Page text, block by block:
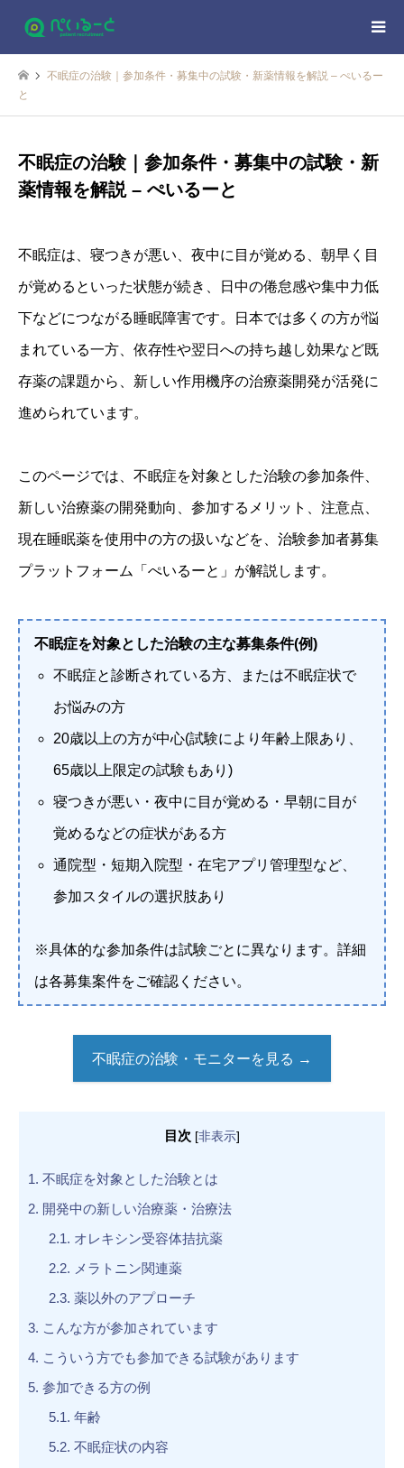
不眠症の治験｜参加条件・募集中の試験・新薬情報を解説 – ぺいるー
と
不眠症の治験｜参加条件・募集中の試験・新
薬情報を解説 – ぺいるーと
不眠症は、寝つきが悪い、夜中に目が覚める、朝早く目
が覚めるといった状態が続き、日中の倦怠感や集中力低
下などにつながる睡眠障害です。日本では多くの方が悩
まれている一方、依存性や翌日への持ち越し効果など既
存薬の課題から、新しい作用機序の治療薬開発が活発に
進められています。
このページでは、不眠症を対象とした治験の参加条件、
新しい治療薬の開発動向、参加するメリット、注意点、
現在睡眠薬を使用中の方の扱いなどを、治験参加者募集
プラットフォーム「ぺいるーと」が解説します。
不眠症を対象とした治験の主な募集条件(例)
不眠症と診断されている方、または不眠症状で
お悩みの方
20歳以上の方が中心(試験により年齢上限あり、
65歳以上限定の試験もあり)
寝つきが悪い・夜中に目が覚める・早朝に目が
覚めるなどの症状がある方
通院型・短期入院型・在宅アプリ管理型など、
参加スタイルの選択肢あり
※具体的な参加条件は試験ごとに異なります。詳細
は各募集案件をご確認ください。
不眠症の治験・モニターを見る →
目次 [非表示]
1. 不眠症を対象とした治験とは
2. 開発中の新しい治療薬・治療法
2.1. オレキシン受容体拮抗薬
2.2. メラトニン関連薬
2.3. 薬以外のアプローチ
3. こんな方が参加されています
4. こういう方でも参加できる試験があります
5. 参加できる方の例
5.1. 年齢
5.2. 不眠症状の内容